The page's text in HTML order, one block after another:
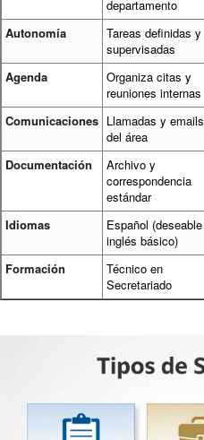
departamento
Autonomía
Tareas definidas y
supervisadas
Agenda
Organiza citas y
reuniones internas
Comunicaciones Llamadas y emails
del área
Documentación
Archivo y
correspondencia
estándar
Idiomas
Español (deseable
inglés básico)
Formación
Técnico en
Secretariado